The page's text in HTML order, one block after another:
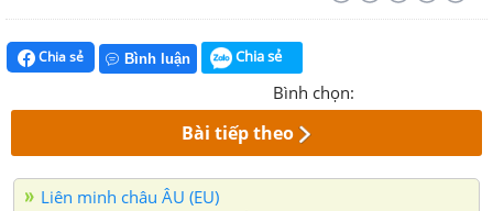
Chia sẻ Bình luận Chia sẻ
Bình chọn:
Bài tiếp theo
Liên minh châu ÂU (EU)